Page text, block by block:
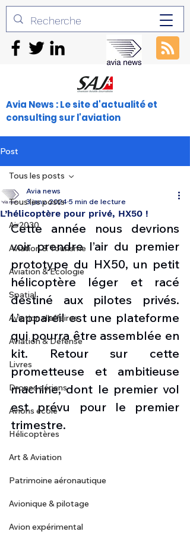
Avia News : Le site d'actualité et
consulting sur l'aviation
Post
Tous les posts
Air2030
Aviation & Tourisme
Aviation & Ecologie
Spatial
Aviation d'affaires
Aviation & Défense
Livres
Drones aériens
Avions école
Hélicoptères
Art & Aviation
Patrimoine aéronautique
Avionique & pilotage
Avion expérimental
Tous les posts
L’hélicoptère pour privé, HX50 !
Avia news
3 janv. 2024 5 min de lecture
Cette année nous devrions
voir prendre l’air du premier
prototype du HX50, un petit
hélicoptère léger et racé
destiné aux pilotes privés.
L’appareil est une plateforme
qui pourra être assemblée en
kit. Retour sur cette
prometteuse et ambitieuse
machine, dont le premier vol
est prévu pour le premier
trimestre.